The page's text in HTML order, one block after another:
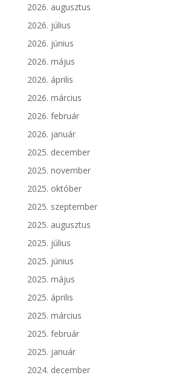
2026. augusztus
2026. július
2026. június
2026. május
2026. április
2026. március
2026. február
2026. január
2025. december
2025. november
2025. október
2025. szeptember
2025. augusztus
2025. július
2025. június
2025. május
2025. április
2025. március
2025. február
2025. január
2024. december